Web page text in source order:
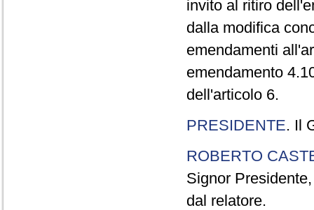
invito al ritiro
dalla modifica
emendamenti
emendamento
dell'articolo 6.
PRESIDENTE. Il
ROBERTO
Signor
dal relatore.